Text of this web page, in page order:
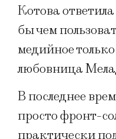
Котова
бы чем
медийное
любовница
В последнее
просто фронт-
практически